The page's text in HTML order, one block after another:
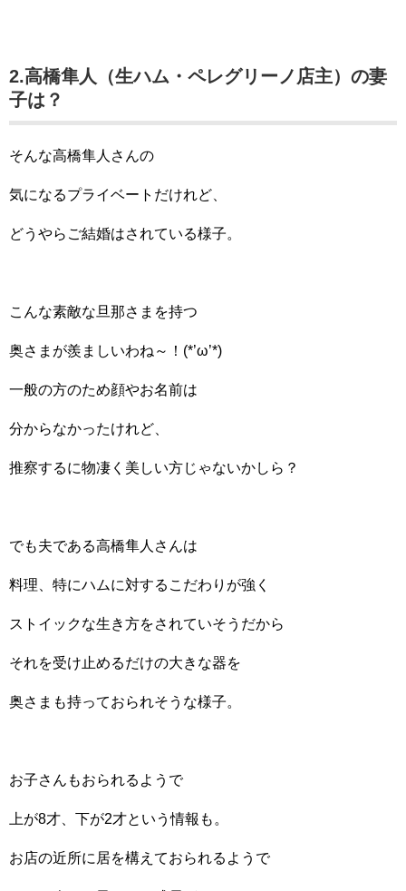
2.高橋隼人（生ハム・ペレグリーノ店主）の妻
子は？
そんな高橋隼人さんの
気になるプライベートだけれど、
どうやらご結婚はされている様子。
こんな素敵な旦那さまを持つ
奥さまが羨ましいわね～！(*’ω’*)
一般の方のため顔やお名前は
分からなかったけれど、
推察するに物凄く美しい方じゃないかしら？
でも夫である高橋隼人さんは
料理、特にハムに対するこだわりが強く
ストイックな生き方をされていそうだから
それを受け止めるだけの大きな器を
奥さまも持っておられそうな様子。
お子さんもおられるようで
上が8才、下が2才という情報も。
お店の近所に居を構えておられるようで